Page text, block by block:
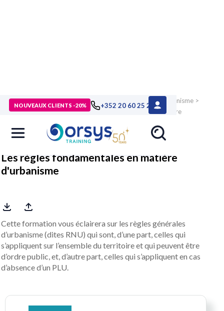
NOUVEAUX CLIENTS -20% +352 20 60 25 26
> Formations>Compétences métiers Immobilier et urbanisme >
Urbanisme>Formation Les règles fondamentales en matière
Les règles fondamentales en matière
d'urbanisme
Cette formation vous éclairera sur les règles générales
d’urbanisme (dites RNU) qui sont, d’une part, celles qui
s’appliquent sur l’ensemble du territoire et qui peuvent être
d’ordre public, et, d’autre part, celles qui s’appliquent en cas
d’absence d’un PLU.